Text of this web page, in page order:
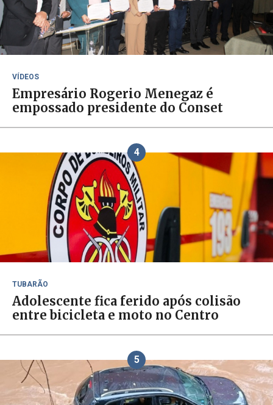
VÍDEOS
Empresário Rogerio Menegaz é
empossado presidente do Conset
4
TUBARÃO
Adolescente fica ferido após colisão
entre bicicleta e moto no Centro
5